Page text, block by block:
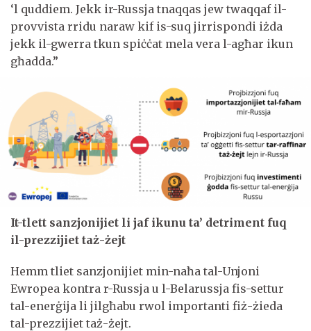
‘l quddiem. Jekk ir-Russja tnaqqas jew twaqqaf il-
provvista rridu naraw kif is-suq jirrispondi iżda
jekk il-gwerra tkun spiċċat mela vera l-agħar ikun
għadda.”
It-tlett sanzjonijiet li jaf ikunu ta’ detriment fuq
il-prezzijiet taż-żejt
Hemm tliet sanzjonijiet min-naħa tal-Unjoni
Ewropea kontra r-Russja u l-Belarussja fis-settur
tal-enerġija li jilgħabu rwol importanti fiż-żieda
tal-prezzijiet taż-żejt.